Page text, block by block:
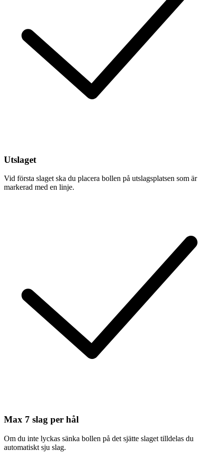
Utslaget
Vid första slaget ska du placera bollen på utslagsplatsen som är
markerad med en linje.
Max 7 slag per hål
Om du inte lyckas sänka bollen på det sjätte slaget tilldelas du
automatiskt sju slag.